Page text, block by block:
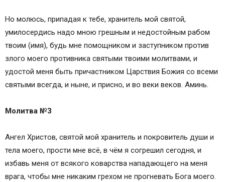
Но молюсь, припадая к тебе, хранитель мой святой,
умилосердись надо мною грешным и недостойным рабом
твоим (имя), будь мне помощником и заступником против
злого моего противника святыми твоими молитвами, и
удостой меня быть причастником Царствия Божия со всеми
святыми всегда, и ныне, и присно, и во веки веков. Аминь.
Молитва №3
Ангел Христов, святой мой хранитель и покровитель души и
тела моего, прости мне всё, в чём я согрешил сегодня, и
избавь меня от всякого коварства нападающего на меня
врага, чтобы мне никаким грехом не прогневать Бога моего.